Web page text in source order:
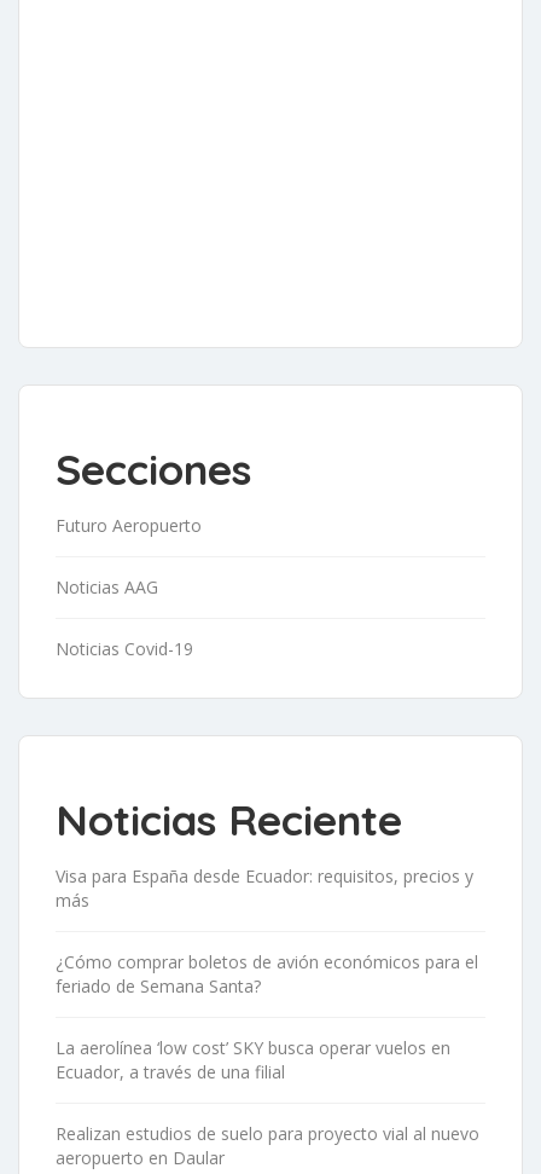
Secciones
Futuro Aeropuerto
Noticias AAG
Noticias Covid-19
Noticias Reciente
Visa para España desde Ecuador: requisitos, precios y
más
¿Cómo comprar boletos de avión económicos para el
feriado de Semana Santa?
La aerolínea ‘low cost’ SKY busca operar vuelos en
Ecuador, a través de una filial
Realizan estudios de suelo para proyecto vial al nuevo
aeropuerto en Daular